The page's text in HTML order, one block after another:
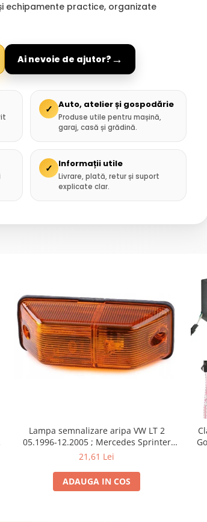
echipamente practice, organizate
Ai nevoie de ajutor? →
✓ Auto, atelier și gospodărie
Produse utile pentru mașină,
garaj, casă și grădină.
✓ Informații utile
Livrare, plată, retur și suport
explicate clar.
Lampa semnalizare aripa VW LT 2
05.1996-12.2005 ; Mercedes Sprinter
1995-2002, 512D-814 DA; Actros 1996-
Starliner,Centroliner, Cityliner;
21,61 Lei
ADAUGA IN COS